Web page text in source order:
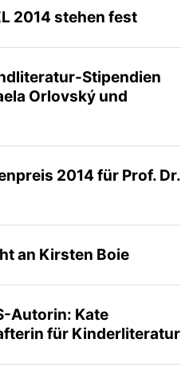
2014 stehen fest
Stipendien
Orlovský und
2014 für Prof. Dr.
an Kirsten Boie
Autorin: Kate
für Kinderliteratur